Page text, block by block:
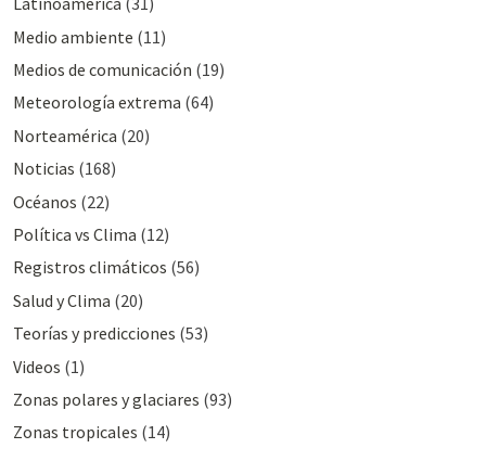
Medio ambiente (11)
Medios de comunicación (19)
Meteorologí­a extrema (64)
Norteamérica (20)
Noticias (168)
Océanos (22)
Polí­tica vs Clima (12)
Registros climáticos (56)
Salud y Clima (20)
Teorías y predicciones (53)
Videos (1)
Zonas polares y glaciares (93)
Zonas tropicales (14)